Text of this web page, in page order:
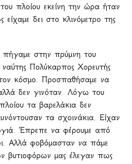
πλοίου εκείνη την ώρα ήταν
είχαμε δει στο κλινόμετρο της
στην πρύμνη του
Πολύκαρπος Χορευτής
κόσμο. Προσπαθήσαμε να
δεν γινόταν. Λόγω του
τα βαρελάκια δεν
τα σχοινάκια. Είχαν
Έπρεπε να φέρουμε από
Αλλά φοβόμασταν να πάμε
βυτιοφόρων μας έλεγαν πως